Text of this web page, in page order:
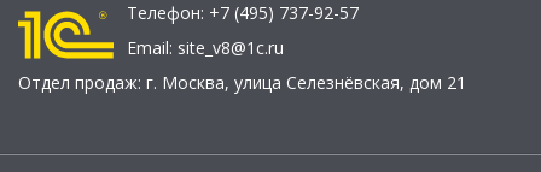
Телефон: +7 (495) 737-92-57
Email: site_v8@1c.ru
Отдел продаж: г. Москва, улица Селезнёвская, дом 21